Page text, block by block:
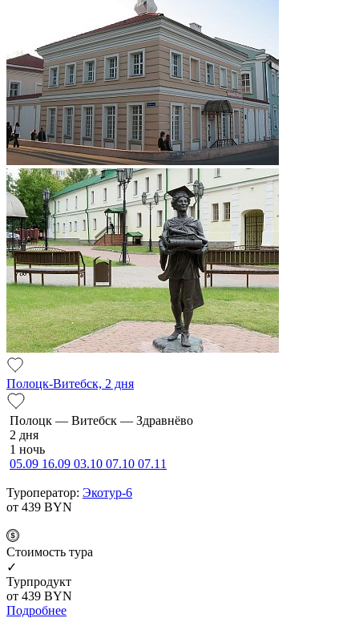
Полоцк-Витебск, 2 дня
По­лоцк — Ви­тебск — Здравнёво
2 дня
1 ночь
05.09 16.09 03.10 07.10 07.11
Туроператор: Экотур-6
от 439 BYN
Cтоимость тура
✓
Турпродукт
от 439 BYN
Подробнее